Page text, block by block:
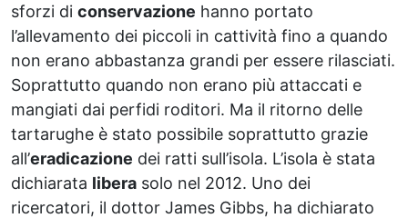
sforzi di conservazione hanno portato
l’allevamento dei piccoli in cattività fino a quando
non erano abbastanza grandi per essere rilasciati.
Soprattutto quando non erano più attaccati e
mangiati dai perfidi roditori. Ma il ritorno delle
tartarughe è stato possibile soprattutto grazie
all’eradicazione dei ratti sull’isola. L’isola è stata
dichiarata libera solo nel 2012. Uno dei
ricercatori, il dottor James Gibbs, ha dichiarato